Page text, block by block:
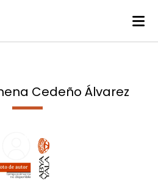
Cedeño Álvarez